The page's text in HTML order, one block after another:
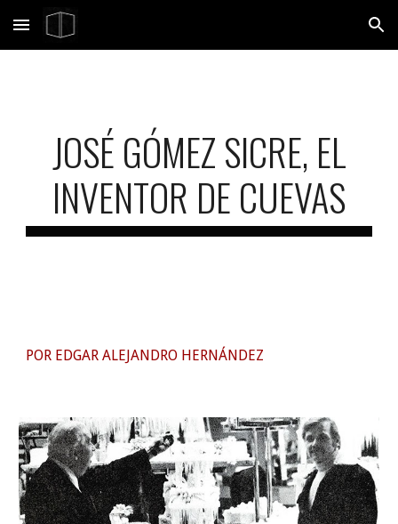
Skip to main content Skip to navigation
JOSÉ GÓMEZ SICRE, EL
INVENTOR DE CUEVAS
POR EDGAR ALEJANDRO HERNÁNDEZ